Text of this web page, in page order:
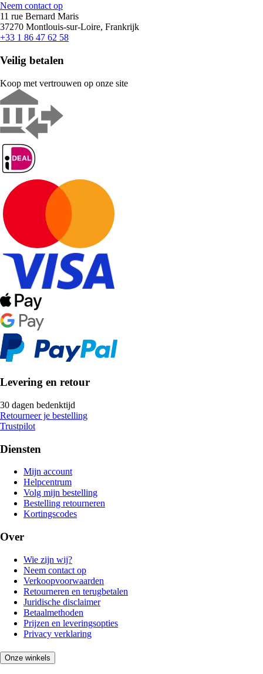
Neem contact op
11 rue Bernard Maris
37270 Montlouis-sur-Loire, Frankrijk
+33 1 86 47 62 58
Veilig betalen
Koop met vertrouwen op onze site
Levering en retour
30 dagen bedenktijd
Retourneer je bestelling
Trustpilot
Diensten
Mijn account
Helpcentrum
Volg mijn bestelling
Bestelling retourneren
Kortingscodes
Over
Wie zijn wij?
Neem contact op
Verkoopvoorwaarden
Retourneren en terugbetalen
Juridische disclaimer
Betaalmethoden
Prijzen en leveringsopties
Privacy verklaring
Onze winkels